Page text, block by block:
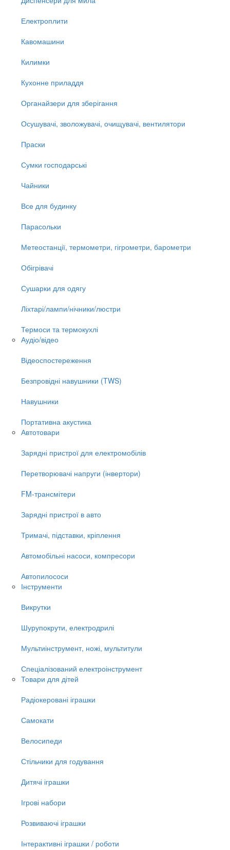
Електроплити
Кавомашини
Килимки
Кухонне приладдя
Органайзери для зберігання
Осушувачі, зволожувачі, очищувачі, вентилятори
Праски
Сумки господарські
Чайники
Все для будинку
Парасольки
Метеостанції, термометри, гігрометри, барометри
Обігрівачі
Сушарки для одягу
Ліхтарі/лампи/нічники/люстри
Термоси та термокухлі
Аудіо/відео
Відеоспостереження
Безпровідні навушники (TWS)
Навушники
Портативна акустика
Автотовари
Зарядні пристрої для електромобілів
Перетворювачі напруги (інвертори)
FM-трансмітери
Зарядні пристрої в авто
Тримачі, підставки, кріплення
Автомобільні насоси, компресори
Автопилососи
Інструменти
Викрутки
Шурупокрути, електродрилі
Мультиінструмент, ножі, мультитули
Спеціалізований електроінструмент
Товари для дітей
Радіокеровані іграшки
Самокати
Велосипеди
Стільчики для годування
Дитячі іграшки
Ігрові набори
Розвиваючі іграшки
Інтерактивні іграшки / роботи